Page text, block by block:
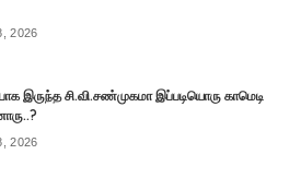
2026
இருந்த சி.வி.சண்முகமா இப்படியொரு காமெடி
2026